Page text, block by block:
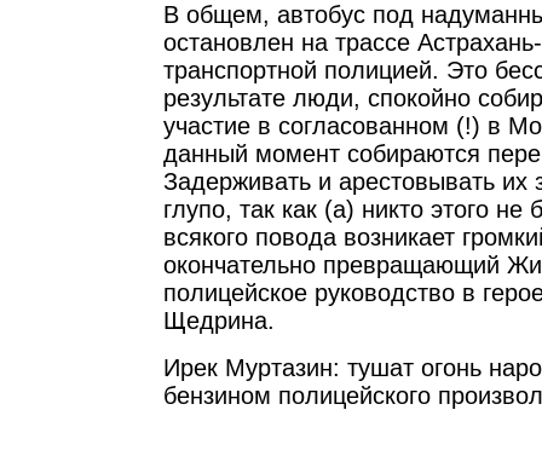
В общем, автобус под
остановлен на трассе
транспортной полицией. Это
результате люди, спокойно
участие в согласованном (!) в
данный момент собираются
Задерживать и арестовывать их
глупо, так как (а) никто этого не
всякого повода возникает
окончательно превращающий
полицейское руководство в
Щедрина.
Ирек Муртазин: тушат огонь
бензином полицейского